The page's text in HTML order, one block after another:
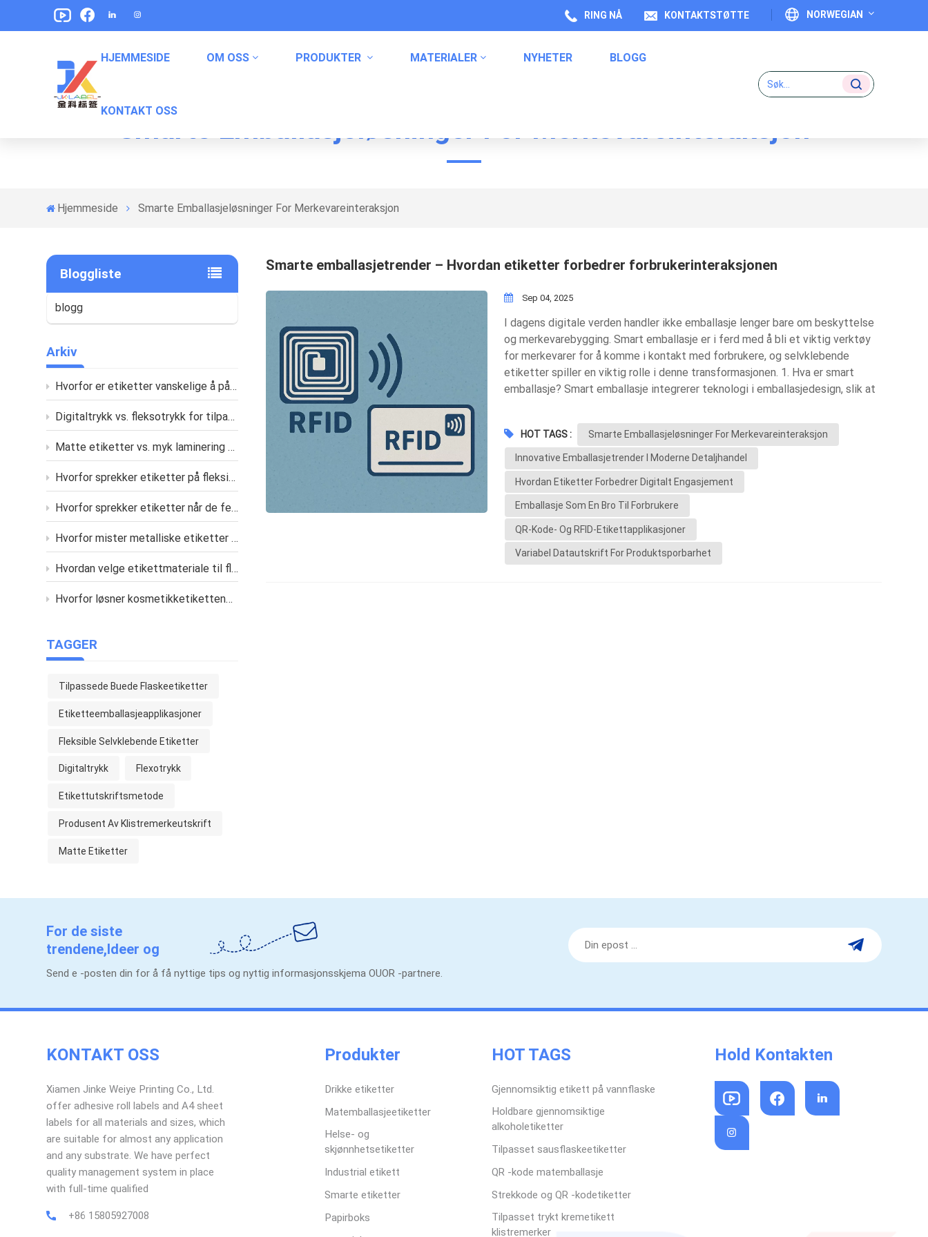
NORWEGIAN
Deutsch
Indonesia
norwegian
RING NÅ KONTAKTSTØTTE
HJEMMESIDE OM OSS PRODUKTER MATERIALER NYHETER BLOGG
KONTAKT OSS
Smarte Emballasjeløsninger For Merkevareinteraksjon
Hjemmeside Smarte Emballasjeløsninger For Merkevareinteraksjon
Bloggliste
blogg
Arkiv
Hvorfor er etiketter vanskelige å påføre på buede flasker
Digitaltrykk vs. fleksotrykk for tilpassede etiketter
Matte etiketter vs. myk laminering – hva er forskjellen?
Hvorfor sprekker etiketter på fleksibel emballasje
Hvorfor sprekker etiketter når de festes på myke klemflasker?
Hvorfor mister metalliske etiketter glansen etter trykking eller laminering?
Hvordan velge etikettmateriale til flasker med oljete hudpleieprodukter?
Hvorfor løsner kosmetikketikettene dine på et fuktig bad?
TAGGER
Tilpassede Buede Flaskeetiketter
Etiketteemballasjeapplikasjoner
Fleksible Selvklebende Etiketter
Digitaltrykk Flexotrykk
Etikettutskriftsmetode
Produsent Av Klistremerkeutskrift
Matte Etiketter
Smarte emballasjetrender – Hvordan etiketter forbedrer forbrukerinteraksjonen
Sep 04, 2025
I dagens digitale verden handler ikke emballasje lenger bare om beskyttelse
og merkevarebygging. Smart emballasje er i ferd med å bli et viktig verktøy
for merkevarer for å komme i kontakt med forbrukere, og selvklebende
etiketter spiller en viktig rolle i denne transformasjonen. 1. Hva er smart
emballasje? Smart emballasje integrerer teknologi i emballasjedesign, slik at
etiketter utstyrt med QR-koder, RFID-brikker eller variabel datautskrift. 2.
Etiketter som en bro mellom merkevare og forbruker QR-koder: Led
forbrukere til nettsteder, kampanjer eller produktinformasjon. RFID-
etiketterMuliggjør umiddelbar interaksjon med smarttelefoner. Variabel
datautskriftStøtter personlige kampanjer og sporbarhet av produkter. 3.
Fordeler for merkevarer Engasjement: Styrk forbrukerlojaliteten gjennom
interaktive opplevelser. Åpenhet: Gi umiddelbar tilgang til innkjøps- og
produksjonsdetaljer. Sikkerhet: Autentiser ekte produkter og bekjemp
forfalskning. Etter hvert som forbrukernes forventninger utvikler seg, vil
HOT TAGS : Smarte Emballasjeløsninger For Merkevareinteraksjon
Innovative Emballasjetrender I Moderne Detaljhandel
Hvordan Etiketter Forbedrer Digitalt Engasjement
Emballasje Som En Bro Til Forbrukere
QR-Kode- Og RFID-Etikettapplikasjoner
Variabel Datautskrift For Produktsporbarhet
For de siste
trendene,Ideer og
kampanjer.
Send e -posten din for å få nyttige tips og nyttig informasjonsskjema OUOR -partnere.
KONTAKT OSS
Xiamen Jinke Weiye Printing Co., Ltd.
offer adhesive roll labels and A4 sheet
labels for all materials and sizes, which
are suitable for almost any application
and any substrate. We have perfect
quality management system in place
with full-time qualified
+86 15805927008
Produkter
Drikke etiketter
Matemballasjeetiketter
Helse- og
skjønnhetsetiketter
Industrial etikett
Smarte etiketter
Papirboks
HOT TAGS
Gjennomsiktig etikett på vannflaske
Holdbare gjennomsiktige
alkoholetiketter
Tilpasset sausflaskeetiketter
QR -kode matemballasje
Strekkode og QR -kodetiketter
Tilpasset trykt kremetikett
klistremerker
Hold Kontakten